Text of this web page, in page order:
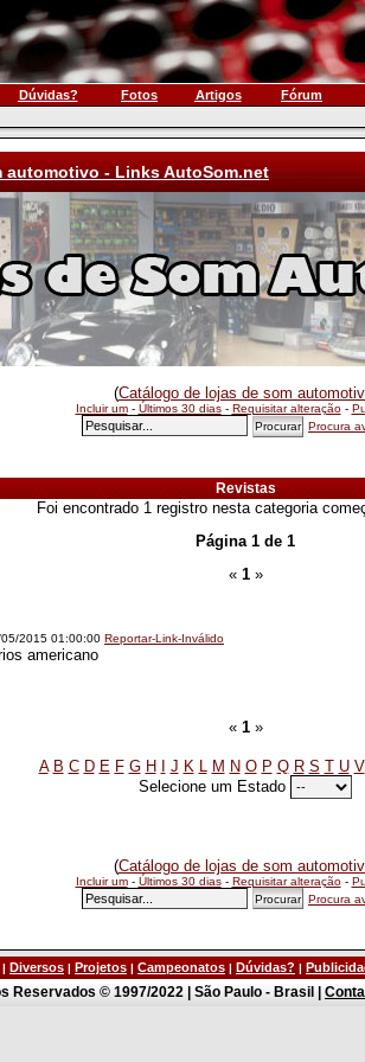
Dúvidas? Fotos Artigos Fórum
automotivo - Links AutoSom.net
(Catálogo de lojas de som
Incluir um- Últimos 30 dias- Requisitar alteração-
Procura
Revistas
Foi encontrado 1 registro nesta categoria
Página 1 de 1
« 1 »
05/2015 01:00:00 Reportar-Link-Inválido
americano
« 1 »
A B C D E F G H I J K L M N O P Q R S T U V
Selecione um Estado
(Catálogo de lojas de som
Incluir um- Últimos 30 dias- Requisitar alteração-
Procura
| Diversos | Projetos | Campeonatos | Dúvidas? |
Reservados © 1997/2022 | São Paulo - Brasil |